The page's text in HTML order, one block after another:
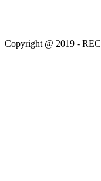
Copyright @ 2019 -